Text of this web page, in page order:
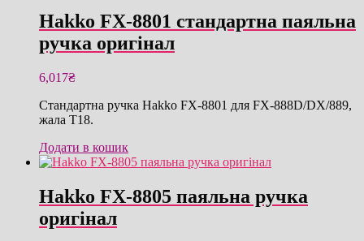
Hakko FX-8801 стандартна паяльна
ручка оригінал
6,017₴
Стандартна ручка Hakko FX-8801 для FX-888D/DX/889,
жала T18.
Додати в кошик
Hakko FX-8805 паяльна ручка
оригінал